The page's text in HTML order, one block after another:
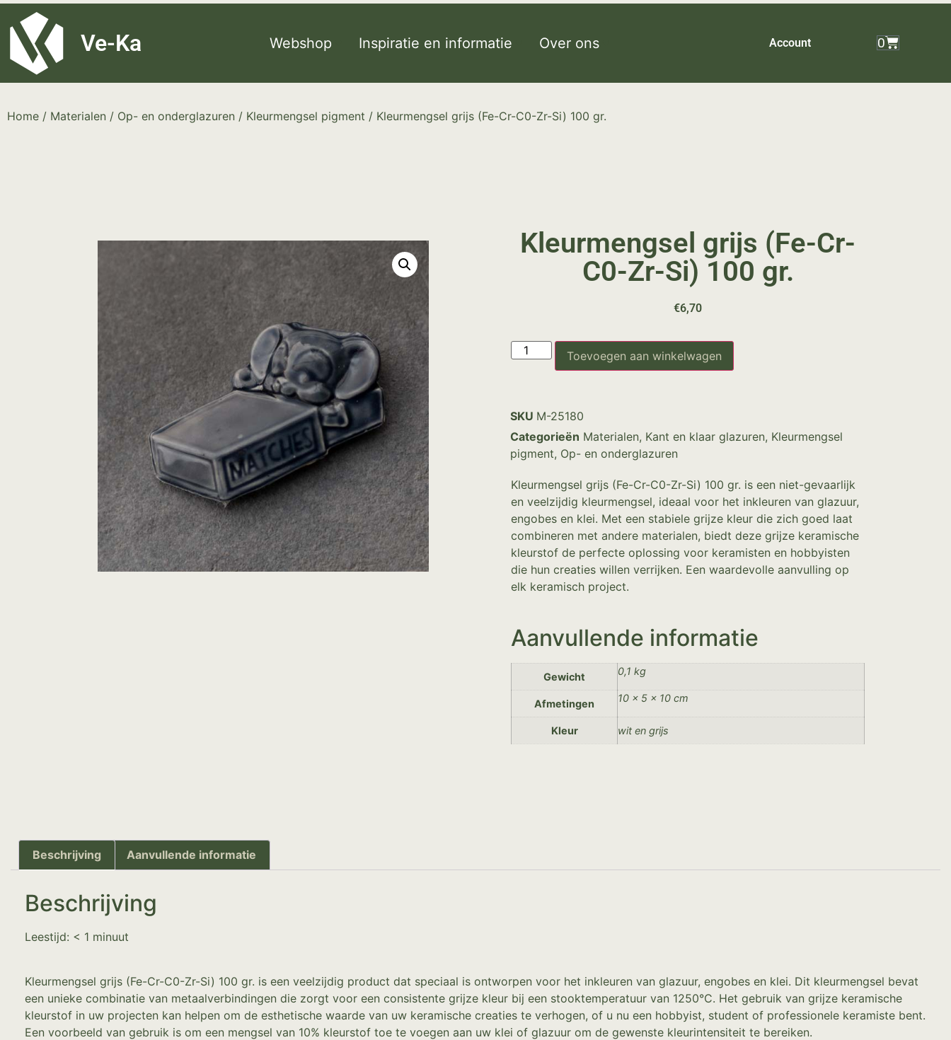
G-8P7N3X5BJ9
Ve-Ka Webshop Inspiratie en informatie Over ons Account 0
Home / Materialen / Op- en onderglazuren / Kleurmengsel pigment / Kleurmengsel grijs (Fe-Cr-C0-Zr-Si) 100 gr.
Kleurmengsel grijs (Fe-Cr-
C0-Zr-Si) 100 gr.
€6,70
Toevoegen aan winkelwagen
SKU M-25180
Categorieën Materialen, Kant en klaar glazuren, Kleurmengsel
pigment, Op- en onderglazuren
Kleurmengsel grijs (Fe-Cr-C0-Zr-Si) 100 gr. is een niet-gevaarlijk
en veelzijdig kleurmengsel, ideaal voor het inkleuren van glazuur,
engobes en klei. Met een stabiele grijze kleur die zich goed laat
combineren met andere materialen, biedt deze grijze keramische
kleurstof de perfecte oplossing voor keramisten en hobbyisten
die hun creaties willen verrijken. Een waardevolle aanvulling op
elk keramisch project.
Aanvullende informatie
Gewicht 0,1 kg
Afmetingen 10 × 5 × 10 cm
Kleur wit en grijs
Beschrijving Aanvullende informatie
Beschrijving
Leestijd: < 1 minuut
Kleurmengsel grijs (Fe-Cr-C0-Zr-Si) 100 gr. is een veelzijdig product dat speciaal is ontworpen voor het inkleuren van glazuur, engobes en klei. Dit kleurmengsel bevat
een unieke combinatie van metaalverbindingen die zorgt voor een consistente grijze kleur bij een stooktemperatuur van 1250°C. Het gebruik van grijze keramische
kleurstof in uw projecten kan helpen om de esthetische waarde van uw keramische creaties te verhogen, of u nu een hobbyist, student of professionele keramiste bent.
Een voorbeeld van gebruik is om een mengsel van 10% kleurstof toe te voegen aan uw klei of glazuur om de gewenste kleurintensiteit te bereiken.